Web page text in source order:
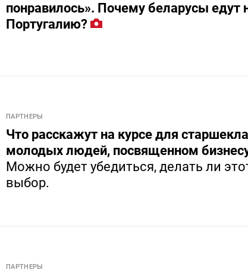
понравилось». Почему беларусы едут
Португалию?
ПАРТНЕРЫ
Что расскажут на курсе для
молодых людей, посвященном
Можно будет убедиться, делать ли
выбор.
ПАРТНЕРЫ